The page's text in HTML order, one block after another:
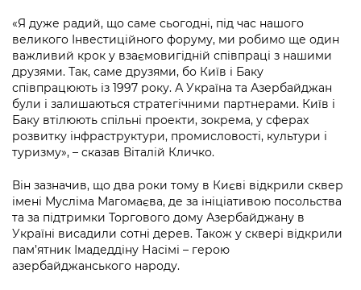
Kyiv International Relations
Річні звіти
Гендерна політика
Безбар'єрність
Портал Захисників та Захисниць
Безбар'єрність
Портал послуг
Міський застосунок Київ Цифровий
Важливе під час воєнного стану
Важливе під час воєнного стану
Про відкриті дані
Портал даних Києва
Публічні дашборди
«Я дуже радий, що саме сьогодні, під час нашого
великого Інвестиційного форуму, ми робимо ще один
важливий крок у взаємовигідній співпраці з нашими
друзями. Так, саме друзями, бо Київ і Баку
співпрацюють із 1997 року. А Україна та Азербайджан
були і залишаються стратегічними партнерами. Київ і
Баку втілюють спільні проекти, зокрема, у сферах
розвитку інфраструктури, промисловості, культури і
туризму», – сказав Віталій Кличко.
Він зазначив, що два роки тому в Києві відкрили сквер
імені Мусліма Магомаєва, де за ініціативою посольства
та за підтримки Торгового дому Азербайджану в
Україні висадили сотні дерев. Також у сквері відкрили
пам’ятник Імадеддіну Насімі – герою
азербайджанського народу.